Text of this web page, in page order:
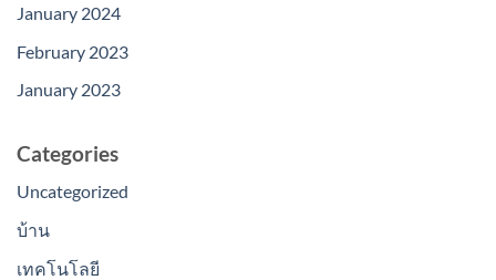
January 2024
February 2023
January 2023
Categories
Uncategorized
บ้าน
เทคโนโลยี